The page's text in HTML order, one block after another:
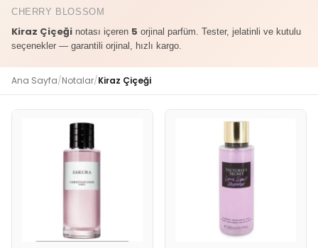
CHERRY BLOSSOM
Kiraz Çiçeği notası içeren 5 orjinal parfüm. Tester, jelatinli ve kutulu
seçenekler — garantili orjinal, hızlı kargo.
Ana Sayfa/Notalar/Kiraz Çiçeği